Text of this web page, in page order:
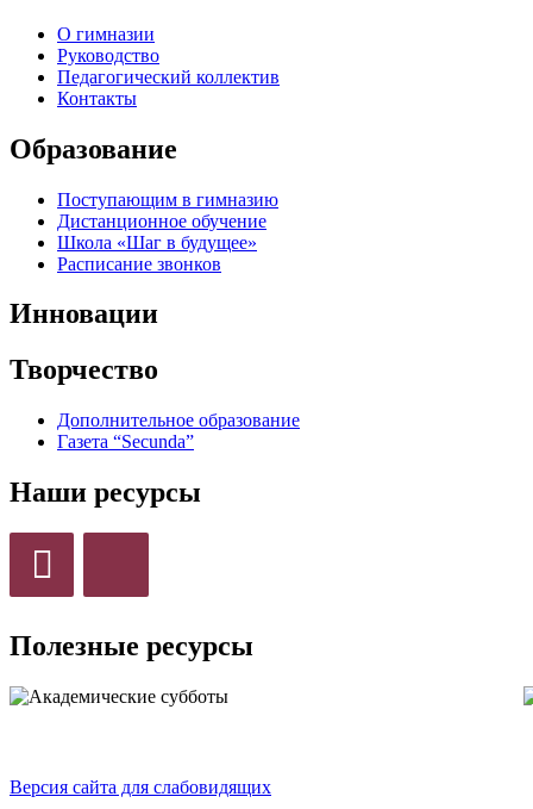
О гимназии
Руководство
Педагогический коллектив
Контакты
Образование
Поступающим в гимназию
Дистанционное обучение
Школа «Шаг в будущее»
Расписание звонков
Инновации
Творчество
Дополнительное образование
Газета “Secunda”
Наши ресурсы
Полезные ресурсы
Версия сайта для слабовидящих